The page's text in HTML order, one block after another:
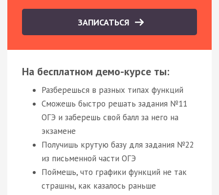
ЗАПИСАТЬСЯ
На бесплатном демо-курсе ты:
Разберешься в разных типах функций
Сможешь быстро решать задания №11
ОГЭ и заберешь свой балл за него на
экзамене
Получишь крутую базу для задания №22
из письменной части ОГЭ
Поймешь, что графики функций не так
страшны, как казалось раньше